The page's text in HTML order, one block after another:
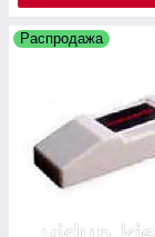
Распродажа